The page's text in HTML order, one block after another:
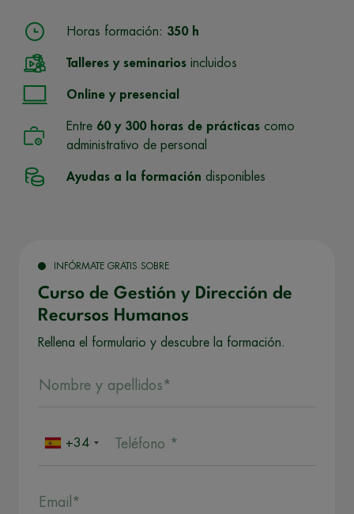
Horas formación: 350 h
Talleres y seminarios incluidos
Online y presencial
Entre 60 y 300 horas de prácticas como
administrativo de personal
Ayudas a la formación disponibles
INFÓRMATE GRATIS SOBRE
Curso de Gestión y Dirección de
Recursos Humanos
Rellena el formulario y descubre la formación.
Nombre y apellidos*
+34 Teléfono *
Email*